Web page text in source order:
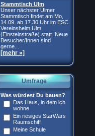
Stammtisch Ulm
Unser nächster Ulmer
Stammtisch findet am Mo,
14.09. ab 17.30 Uhr im ESC
Vereinsheim Ulm
(Einsteinstraße) statt. Neue
Besucher/Innen sind
gerne...
[mehr »]
Umfrage
Was würdest Du bauen?
Das Haus, in dem ich
wohne
Ein riesiges StarWars
Raumschiff
Meine Schule